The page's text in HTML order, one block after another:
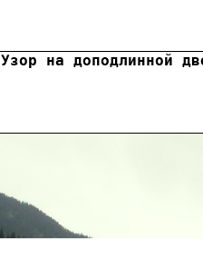
Узор на доподлинной